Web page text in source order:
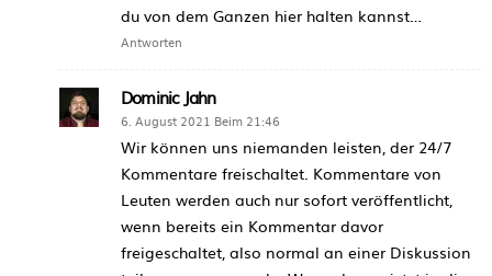
du von dem Ganzen hier halten kannst…
Antworten
Dominic Jahn
6. August 2021 Beim 21:46
Wir können uns niemanden leisten, der 24/7
Kommentare freischaltet. Kommentare von
Leuten werden auch nur sofort veröffentlicht,
wenn bereits ein Kommentar davor
freigeschaltet, also normal an einer Diskussion